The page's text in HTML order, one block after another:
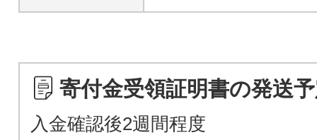
寄付金受領証明書の発送
入金確認後2週間程度